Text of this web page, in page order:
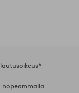
nopeammalla